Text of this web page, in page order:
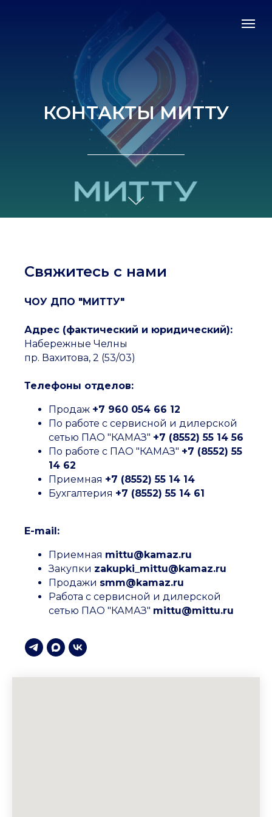
КОНТАКТЫ МИТТУ
Свяжитесь с нами
ЧОУ ДПО "МИТТУ"
Адрес (фактический и юридический):
Набережные Челны
пр. Вахитова, 2 (53/03)
Телефоны отделов:
Продаж +7 960 054 66 12
По работе с сервисной и дилерской
сетью ПАО "КАМАЗ" +7 (8552) 55 14 56
По работе с ПАО "КАМАЗ" +7 (8552) 55
14 62
Приемная +7 (8552) 55 14 14
Бухгалтерия +7 (8552) 55 14 61
E-mail:
Приемная mittu@kamaz.ru
Закупки zakupki_mittu@kamaz.ru
Продажи smm@kamaz.ru
Работа с сервисной и дилерской
сетью ПАО "КАМАЗ" mittu@mittu.ru